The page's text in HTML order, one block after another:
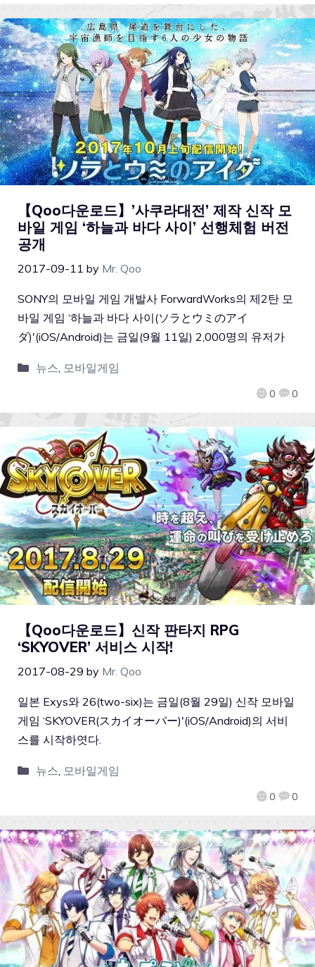
【Qoo다운로드】’사쿠라대전’ 제작 신작 모
바일 게임 ‘하늘과 바다 사이’ 선행체험 버전
공개
2017-09-11 by Mr. Qoo
0 0
SONY의 모바일 게임 개발사 ForwardWorks의 제2탄 모
바일 게임 ‘하늘과 바다 사이(ソラとウミのアイ
ダ)'(iOS/Android)는 금일(9월 11일) 2,000명의 유저가
뉴스, 모바일게임
【Qoo다운로드】신작 판타지 RPG
‘SKYOVER’ 서비스 시작!
2017-08-29 by Mr. Qoo
0 0
일본 Exys와 26(two-six)는 금일(8월 29일) 신작 모바일
게임 ‘SKYOVER(スカイオーバー)'(iOS/Android)의 서비
스를 시작하엿다.
뉴스, 모바일게임